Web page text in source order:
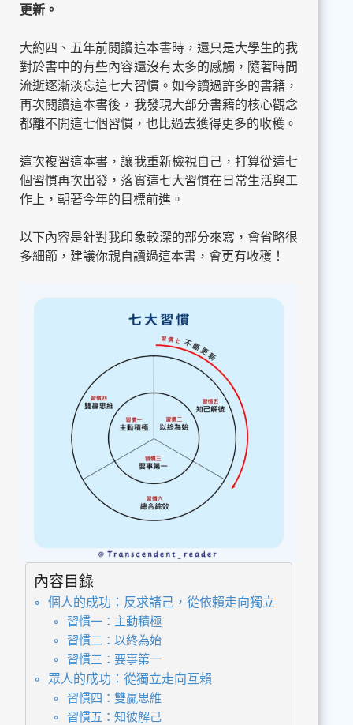
更新。
大約四、五年前閱讀這本書時，還只是大學生的我
對於書中的有些內容還沒有太多的感觸，隨著時間
流逝逐漸淡忘這七大習慣。如今讀過許多的書籍，
再次閱讀這本書後，我發現大部分書籍的核心觀念
都離不開這七個習慣，也比過去獲得更多的收穫。
這次複習這本書，讓我重新檢視自己，打算從這七
個習慣再次出發，落實這七大習慣在日常生活與工
作上，朝著今年的目標前進。
以下內容是針對我印象較深的部分來寫，會省略很
多細節，建議你親自讀過這本書，會更有收穫！
內容目錄
個人的成功：反求諸己，從依賴走向獨立
習慣一：主動積極
習慣二：以終為始
習慣三：要事第一
眾人的成功：從獨立走向互賴
習慣四：雙贏思維
習慣五：知彼解己